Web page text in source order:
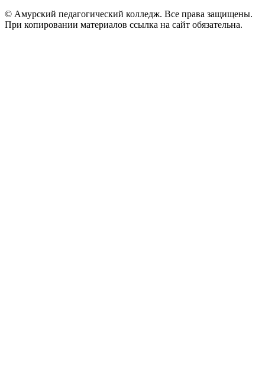
© Амурский педагогический колледж. Все права защищены.
При копировании материалов ссылка на сайт обязательна.